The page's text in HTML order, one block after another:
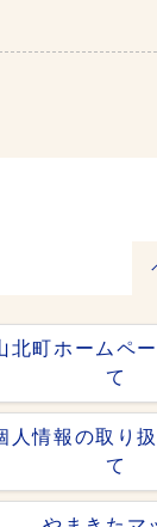
北町ホームペ
て
人情報の取り
て